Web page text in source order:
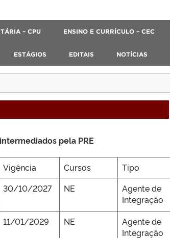
– CPU ENSINO E CURRÍCULO – CEC
ESTÁGIOS EDITAIS NOTÍCIAS
pela PRE
Vigência Cursos
Tipo
30/10/2027 NE
Agente de
Integração
11/01/2029 NE
Agente de
Integração